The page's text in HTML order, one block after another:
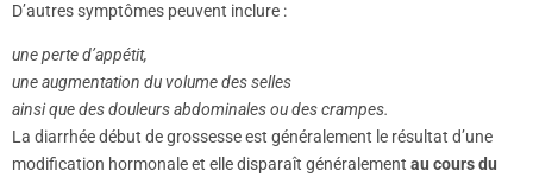
D’autres symptômes peuvent inclure :
une perte d’appétit,
une augmentation du volume des selles
ainsi que des douleurs abdominales ou des crampes.
La diarrhée début de grossesse est généralement le résultat d’une
modification hormonale et elle disparaît généralement au cours du